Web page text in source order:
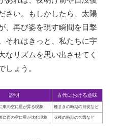
さい。もしかしたら、太陽
、再び姿を現す瞬間を目撃
それはきっと、私たちに宇
なリズムを思い出させてく
しょう。
説明 古代における意味
東の空に星が昇る現象 種まきの時期の目安など
に西の空に星が沈む現象 収穫の時期の合図など